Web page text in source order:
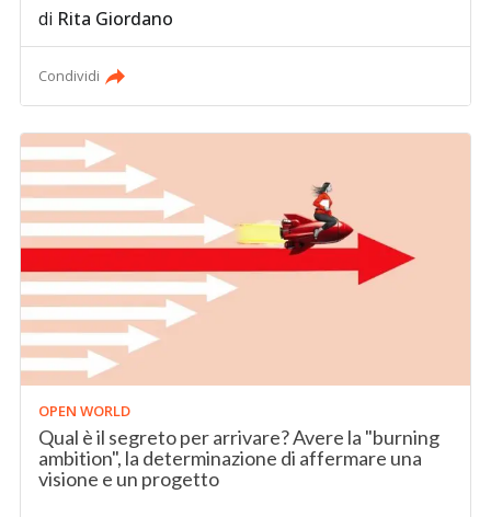
di Rita Giordano
Condividi
OPEN WORLD
Qual è il segreto per arrivare? Avere la "burning
ambition", la determinazione di affermare una
visione e un progetto